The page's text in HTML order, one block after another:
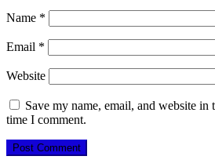
Name *
Email *
Website
Save my name, email, and website
time I comment.